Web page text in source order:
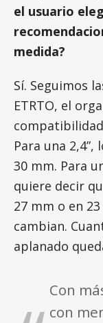
el usuario
medida?
Sí. Seguimos
ETRTO, el
Para una
30 mm. Para
quiere decir
27 mm o en
cambian.
aplanado
Con
con